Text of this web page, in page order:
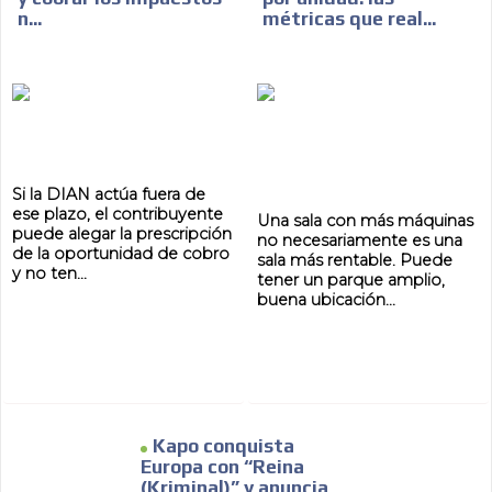
n...
Si la DIAN actúa fuera de
ese plazo, el contribuyente
puede alegar la prescripción
de la oportunidad de cobro
y no ten...
métricas que real...
Una sala con más máquinas
no necesariamente es una
sala más rentable. Puede
tener un parque amplio,
buena ubicación...
Kapo conquista
Europa con “Reina
ADVERTISEMENT